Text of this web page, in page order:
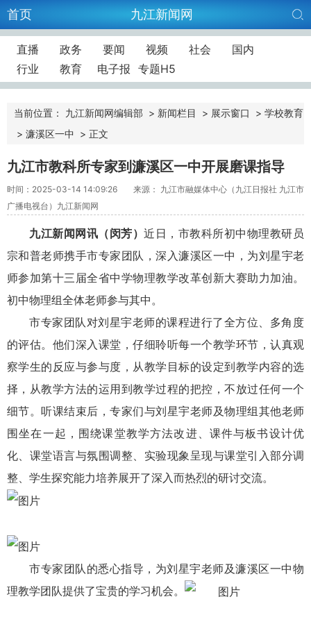
首页 九江新闻网
直播 政务 要闻 视频 社会
国内
行业
教育 电子报 专题H5
当前位置： 九江新闻网编辑部 > 新闻栏目 > 展示窗口 > 学校教育
> 濂溪区一中 > 正文
九江市教科所专家到濂溪区一中开展磨课指导
时间：2025-03-14 14:09:26
来源： 九江市融媒体中心（九江日报社 九江市
广播电视台）九江新闻网
九江新闻网讯（闵芳）近日，市教科所初中物理教研员
宗和普老师携手市专家团队，深入濂溪区一中，为刘星宇老
师参加第十三届全省中学物理教学改革创新大赛助力加油。
初中物理组全体老师参与其中。
市专家团队对刘星宇老师的课程进行了全方位、多角度
的评估。他们深入课堂，仔细聆听每一个教学环节，认真观
察学生的反应与参与度，从教学目标的设定到教学内容的选
择，从教学方法的运用到教学过程的把控，不放过任何一个
细节。听课结束后，专家们与刘星宇老师及物理组其他老师
围坐在一起，围绕课堂教学方法改进、课件与板书设计优
化、课堂语言与氛围调整、实验现象呈现与课堂引入部分调
整、学生探究能力培养展开了深入而热烈的研讨交流。
市专家团队的悉心指导，为刘星宇老师及濂溪区一中物
理教学团队提供了宝贵的学习机会。